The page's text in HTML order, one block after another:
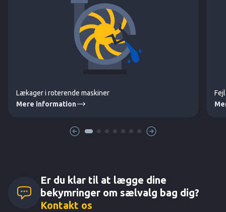
Lækager i roterende maskiner
Mere information
Er du klar til at lægge dine
bekymringer om sælvalg bag dig?
Kontakt os